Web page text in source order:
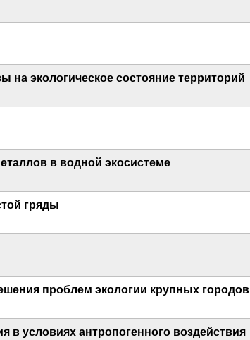
на экологическое состояние территорий
в водной экосистеме
гряды
проблем экологии крупных городов
в условиях антропогенного воздействия